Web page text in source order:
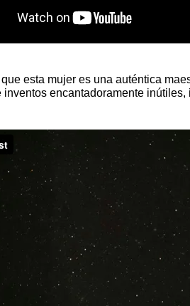
esta mujer es una auténtica
inventos encantadoramente